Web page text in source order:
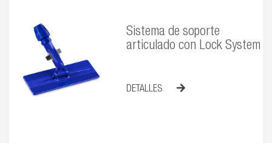
Sistema de soporte
articulado con Lock System
DETALLES